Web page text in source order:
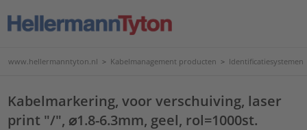
www.hellermanntyton.nl > Kabelmanagement producten > Identificatiesystemen
Kabelmarkering, voor verschuiving, laser
print "/", ⌀1.8-6.3mm, geel, rol=1000st.